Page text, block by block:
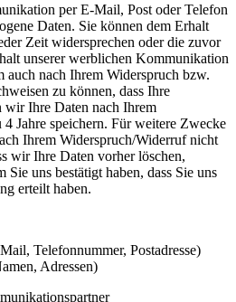
per E-Mail, Post oder Telefon
Daten. Sie können dem Erhalt
Zeit widersprechen oder die zuvor
unserer werblichen Kommunikation
nach Ihrem Widerspruch bzw.
zu können, dass Ihre
Ihre Daten nach Ihrem
Jahre speichern. Für weitere Zwecke
Ihrem Widerspruch/Widerruf nicht
wir Ihre Daten vorher löschen,
uns bestätigt haben, dass Sie uns
erteilt haben.
Telefonnummer, Postadresse)
Adressen)